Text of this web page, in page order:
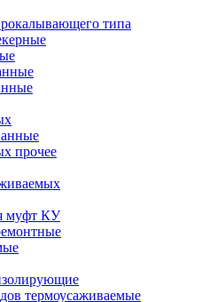
типа
прочее
муфт КУ
термоусаживаемые